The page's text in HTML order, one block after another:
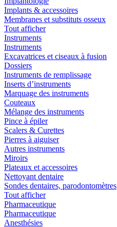
Implants & accessoires
Membranes et substituts osseux
Tout afficher
Instruments
Instruments
Excavatrices et ciseaux à fusion
Dossiers
Instruments de remplissage
Inserts d’instruments
Marquage des instruments
Couteaux
Mélange des instruments
Pince à épiler
Scalers & Curettes
Pierres à aiguiser
Autres instruments
Miroirs
Plateaux et accessoires
Nettoyant dentaire
Sondes dentaires, parodontomètres
Tout afficher
Pharmaceutique
Pharmaceutique
Anesthésies